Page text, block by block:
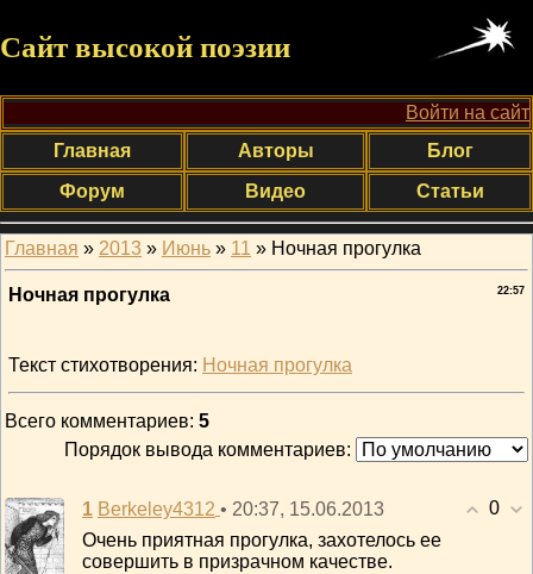
Сайт высокой поэзии
Войти на сайт
Главная
Авторы
Блог
Форум
Видео Статьи
Главная » 2013 » Июнь » 11 » Ночная прогулка
22:57
Ночная прогулка
Текст стихотворения: Ночная прогулка
Всего комментариев: 5
Порядок вывода комментариев:
0
1 Berkeley4312 • 20:37, 15.06.2013
Очень приятная прогулка, захотелось ее
совершить в призрачном качестве.